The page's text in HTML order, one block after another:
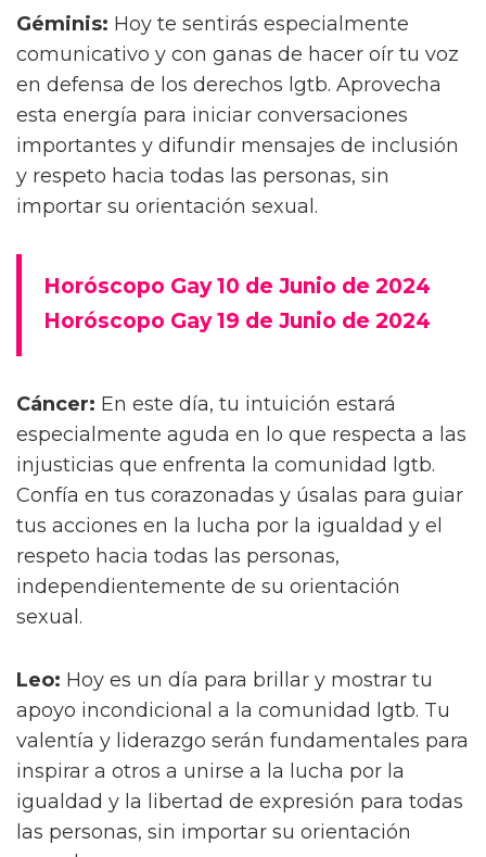
Géminis: Hoy te sentirás especialmente
comunicativo y con ganas de hacer oír tu voz
en defensa de los derechos lgtb. Aprovecha
esta energía para iniciar conversaciones
importantes y difundir mensajes de inclusión
y respeto hacia todas las personas, sin
importar su orientación sexual.
Horóscopo Gay 10 de Junio de 2024
Horóscopo Gay 19 de Junio de 2024
Cáncer: En este día, tu intuición estará
especialmente aguda en lo que respecta a las
injusticias que enfrenta la comunidad lgtb.
Confía en tus corazonadas y úsalas para guiar
tus acciones en la lucha por la igualdad y el
respeto hacia todas las personas,
independientemente de su orientación
sexual.
Leo: Hoy es un día para brillar y mostrar tu
apoyo incondicional a la comunidad lgtb. Tu
valentía y liderazgo serán fundamentales para
inspirar a otros a unirse a la lucha por la
igualdad y la libertad de expresión para todas
las personas, sin importar su orientación